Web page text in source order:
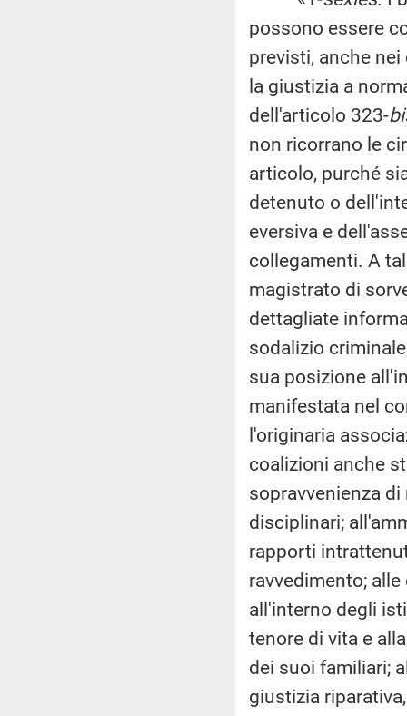
possono essere
previsti, anche
la giustizia a
dell'articolo 323-
non ricorrano le
articolo, purché
detenuto o
eversiva e
collegamenti. A
magistrato di
dettagliate
sodalizio
sua posizione
manifestata nel
l'originaria
coalizioni anche
sopravvenienza
disciplinari;
rapporti
ravvedimento;
all'interno degli
tenore di vita e
dei suoi familiari;
giustizia